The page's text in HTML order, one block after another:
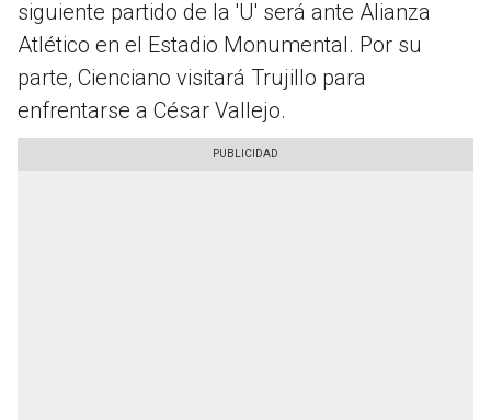
siguiente partido de la 'U' será ante Alianza
Atlético en el Estadio Monumental. Por su
parte, Cienciano visitará Trujillo para
enfrentarse a César Vallejo.